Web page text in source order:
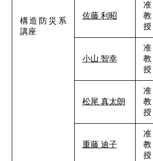
構造防災系
講座
佐藤 利昭
准
教
授
小山 智幸
准
教
授
松尾 真太朗
准
教
授
重藤 迪子
准
教
授